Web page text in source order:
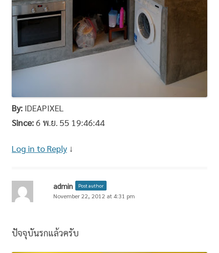
By: IDEAPIXEL
Since: 6 พ.ย. 55 19:46:44
Log in to Reply ↓
admin Post author
November 22, 2012 at 4:31 pm
ปัจจุบันรกแล้วครับ